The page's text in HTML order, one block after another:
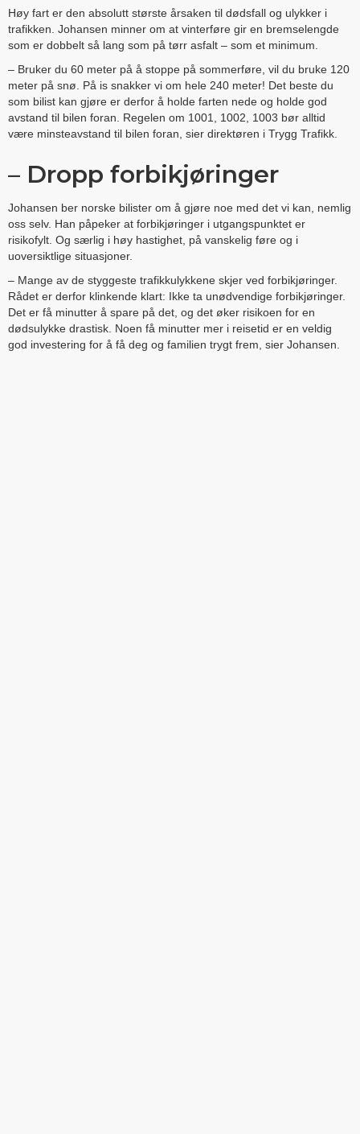
Høy fart er den absolutt største årsaken til dødsfall og ulykker i
trafikken. Johansen minner om at vinterføre gir en bremselengde
som er dobbelt så lang som på tørr asfalt – som et minimum.
– Bruker du 60 meter på å stoppe på sommerføre, vil du bruke 120
meter på snø. På is snakker vi om hele 240 meter! Det beste du
som bilist kan gjøre er derfor å holde farten nede og holde god
avstand til bilen foran. Regelen om 1001, 1002, 1003 bør alltid
være minsteavstand til bilen foran, sier direktøren i Trygg Trafikk.
– Dropp forbikjøringer
Johansen ber norske bilister om å gjøre noe med det vi kan, nemlig
oss selv. Han påpeker at forbikjøringer i utgangspunktet er
risikofylt. Og særlig i høy hastighet, på vanskelig føre og i
uoversiktlige situasjoner.
– Mange av de styggeste trafikkulykkene skjer ved forbikjøringer.
Rådet er derfor klinkende klart: Ikke ta unødvendige forbikjøringer.
Det er få minutter å spare på det, og det øker risikoen for en
dødsulykke drastisk. Noen få minutter mer i reisetid er en veldig
god investering for å få deg og familien trygt frem, sier Johansen.